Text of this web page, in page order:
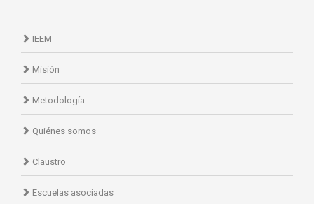
IEEM
Misión
Metodología
Quiénes somos
Claustro
Escuelas asociadas